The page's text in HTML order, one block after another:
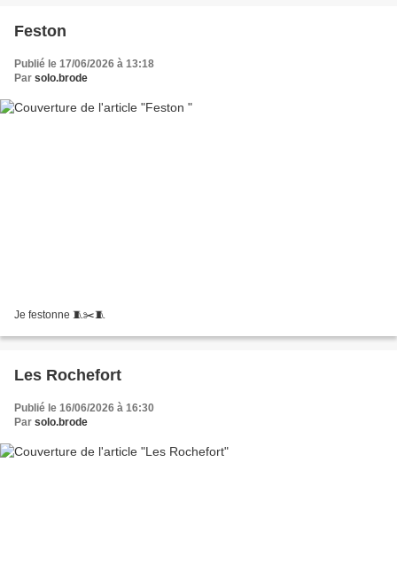
Feston
Publié le 17/06/2026 à 13:18
Par solo.brode
Je festonne 🧵✂️🧵
Les Rochefort
Publié le 16/06/2026 à 16:30
Par solo.brode